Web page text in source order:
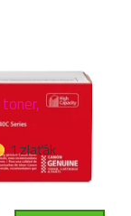
1 zlaťák